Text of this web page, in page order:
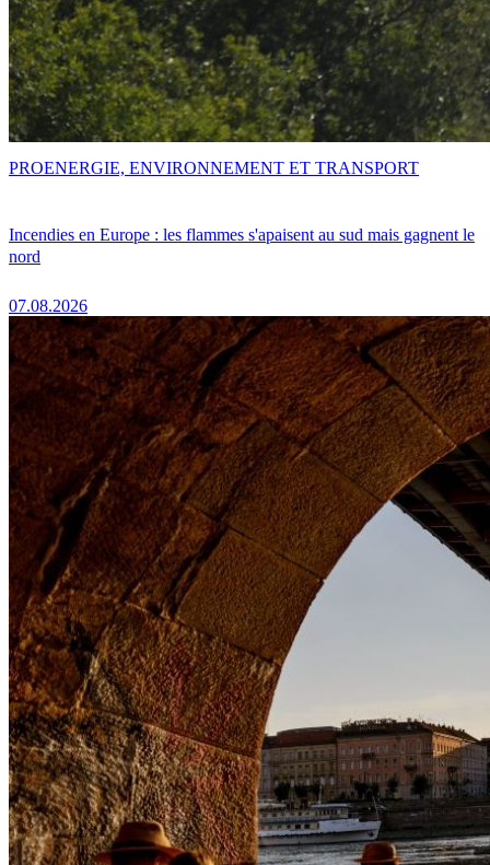
Incendies en Europe : les flammes s'apaisent au sud mais gagnent le
nord
07.08.2026
PROENERGIE, ENVIRONNEMENT ET TRANSPORT